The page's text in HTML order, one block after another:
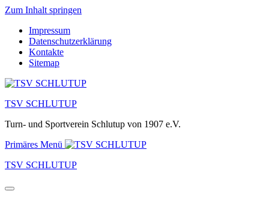
Zum Inhalt springen
Impressum
Datenschutzerklärung
Kontakte
Sitemap
TSV SCHLUTUP
Turn- und Sportverein Schlutup von 1907 e.V.
Primäres Menü
TSV SCHLUTUP